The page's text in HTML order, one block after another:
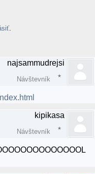
najsammudrejsi
Návštevník
kipikasa
Návštevník